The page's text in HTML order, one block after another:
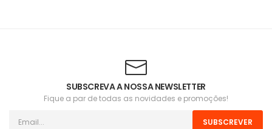
SUBSCREVA A NOSSA NEWSLETTER
Fique a par de todas as novidades e promoções!
SUBSCREVER